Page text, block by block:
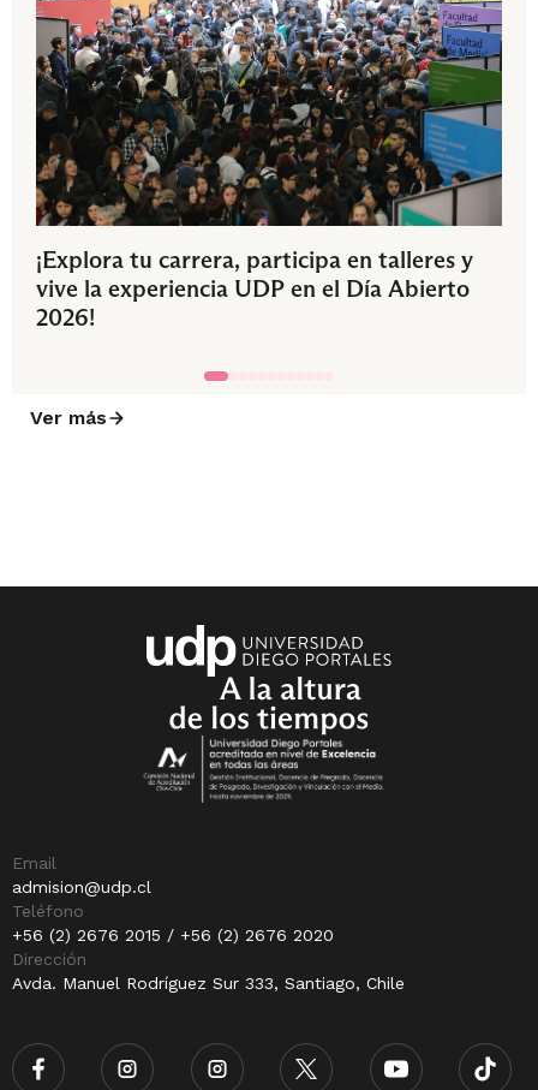
¡Explora tu carrera, participa en talleres y
vive la experiencia UDP en el Día Abierto
2026!
Ver más
Email
admision@udp.cl
Teléfono
+56 (2) 2676 2015 / +56 (2) 2676 2020
Dirección
Avda. Manuel Rodríguez Sur 333, Santiago, Chile